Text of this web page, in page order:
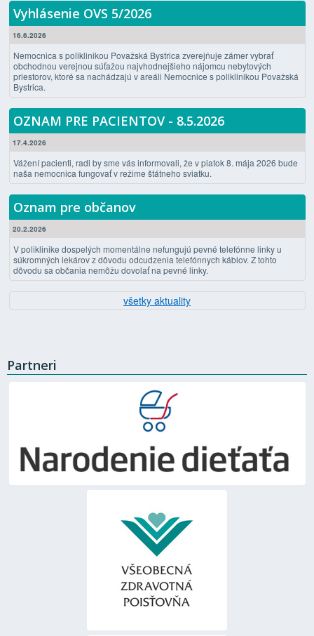
Vyhlásenie OVS 5/2026
16.6.2026
Nemocnica s poliklinikou Považská Bystrica zverejňuje zámer vybrať
obchodnou verejnou súťažou najvhodnejšieho nájomcu nebytových
priestorov, ktoré sa nachádzajú v areáli Nemocnice s poliklinikou Považská
Bystrica.
OZNAM PRE PACIENTOV - 8.5.2026
17.4.2026
Vážení pacienti, radi by sme vás informovali, že v piatok 8. mája 2026 bude
naša nemocnica fungovať v režime štátneho sviatku.
Oznam pre občanov
20.2.2026
V poliklinike dospelých momentálne nefungujú pevné telefónne linky u
súkromných lekárov z dôvodu odcudzenia telefónnych káblov. Z tohto
dôvodu sa občania nemôžu dovolať na pevné linky.
všetky aktuality
Partneri